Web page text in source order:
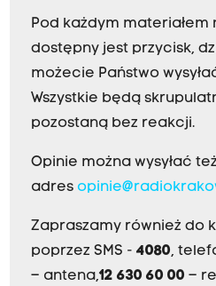
Pod każdym materiałem
dostępny jest przycisk,
możecie Państwo
Wszystkie będą
pozostaną bez reakcji.
Opinie można wysyłać
adres
Zapraszamy również do
poprzez SMS - 4080,
– antena,12 630 60 00 –